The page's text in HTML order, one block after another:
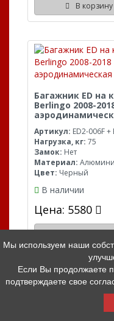
В корзину
Багажник ED на
Berlingo 2008-
Артикул: ED2-006F +
Нагрузка, кг: 75
Замок: Нет
Материал:
Цвет: Черный
В наличии
Цена: 5580
В корзину
Мы используем наши
Если Вы продолжаете
подтверждаете свое